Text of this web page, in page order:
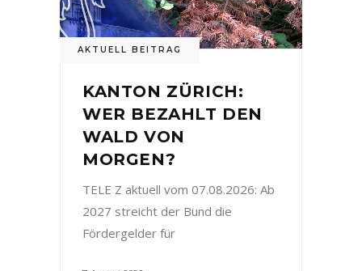
AKTUELL BEITRAG
KANTON ZÜRICH:
WER BEZAHLT DEN
WALD VON
MORGEN?
TELE Z aktuell vom 07.08.2026: Ab
2027 streicht der Bund die
Fördergelder für